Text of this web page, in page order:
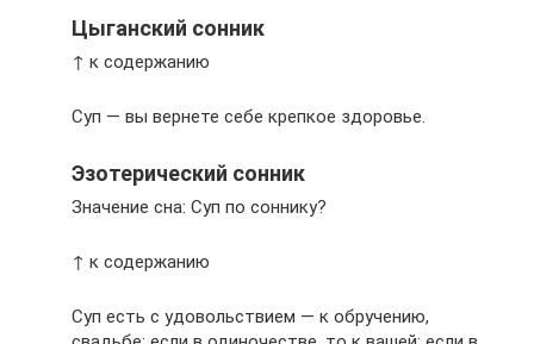
Цыганский сонник
↑ к содержанию
Суп — вы вернете себе крепкое здоровье.
Эзотерический сонник
Значение сна: Суп по соннику?
↑ к содержанию
Суп есть с удовольствием — к обручению,